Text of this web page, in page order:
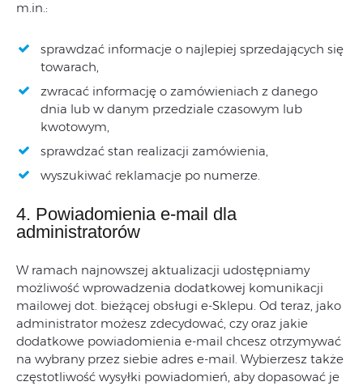
m.in.:
sprawdzać informacje o najlepiej sprzedających się
towarach,
zwracać informację o zamówieniach z danego
dnia lub w danym przedziale czasowym lub
kwotowym,
sprawdzać stan realizacji zamówienia,
wyszukiwać reklamacje po numerze.
4. Powiadomienia e-mail dla
administratorów
W ramach najnowszej aktualizacji udostępniamy
możliwość wprowadzenia dodatkowej komunikacji
mailowej dot. bieżącej obsługi e-Sklepu. Od teraz, jako
administrator możesz zdecydować, czy oraz jakie
dodatkowe powiadomienia e-mail chcesz otrzymywać
na wybrany przez siebie adres e-mail. Wybierzesz także
częstotliwość wysyłki powiadomień, aby dopasować je